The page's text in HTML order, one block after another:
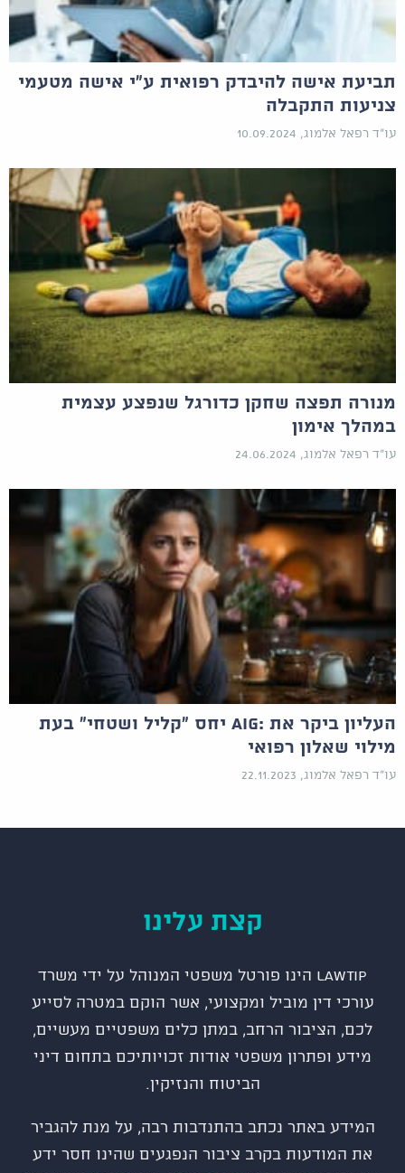
תביעת אישה להיבדק רפואית ע"י אישה מטעמי
צניעות התקבלה
עו"ד רפאל אלמוג, 10.09.2024
מנורה תפצה שחקן כדורגל שנפצע עצמית
במהלך אימון
עו"ד רפאל אלמוג, 24.06.2024
העליון ביקר את :AIG יחס "קליל ושטחי" בעת
מילוי שאלון רפואי
עו"ד רפאל אלמוג, 22.11.2023
קצת עלינו
LawTip הינו פורטל משפטי המנוהל על ידי משרד
עורכי דין מוביל ומקצועי, אשר הוקם במטרה לסייע
לכם, הציבור הרחב, במתן כלים משפטיים מעשיים,
מידע ופתרון משפטי אודות זכויותיכם בתחום דיני
הביטוח והנזיקין.
המידע באתר נכתב בהתנדבות רבה, על מנת להגביר
את המודעות בקרב ציבור הנפגעים שהינו חסר ידע